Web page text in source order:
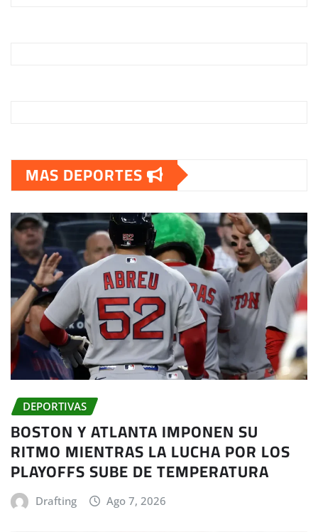
MAS DEPORTES
DEPORTIVAS
BOSTON Y ATLANTA IMPONEN SU
RITMO MIENTRAS LA LUCHA POR LOS
PLAYOFFS SUBE DE TEMPERATURA
Drafting Ago 7, 2026